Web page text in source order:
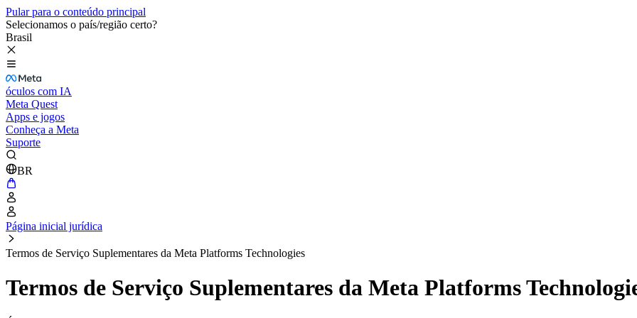
Pular para o conteúdo principal
Selecionamos o país/região certo?
Brasil
óculos com IA
Meta Quest
Apps e jogos
Conheça a Meta
Suporte
BR
Página inicial jurídica
Termos de Serviço Suplementares da Meta Platforms Technologies
Termos de Serviço Suplementares da Meta Platforms